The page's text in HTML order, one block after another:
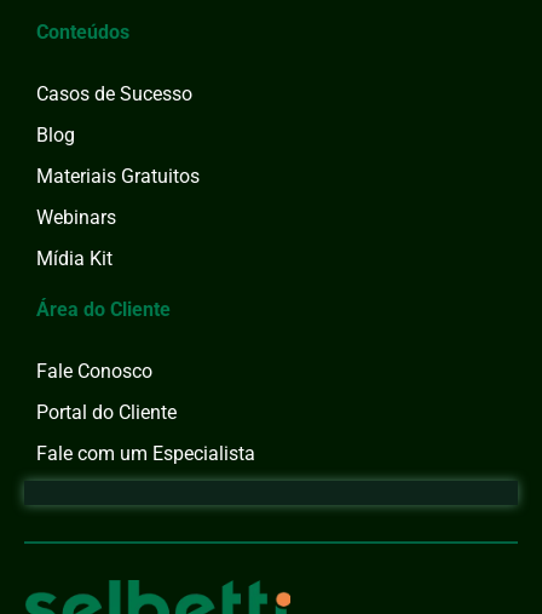
Conteúdos
Casos de Sucesso
Blog
Materiais Gratuitos
Webinars
Mídia Kit
Área do Cliente
Fale Conosco
Portal do Cliente
Fale com um Especialista